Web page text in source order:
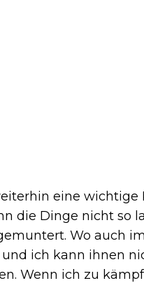
eine wichtige
die Dinge nicht so
Wo auch
ich kann ihnen
Wenn ich zu